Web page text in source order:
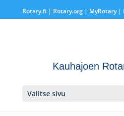
Rotary.fi | Rotary.org| MyRotary |
Kauhajoen
Valitse sivu